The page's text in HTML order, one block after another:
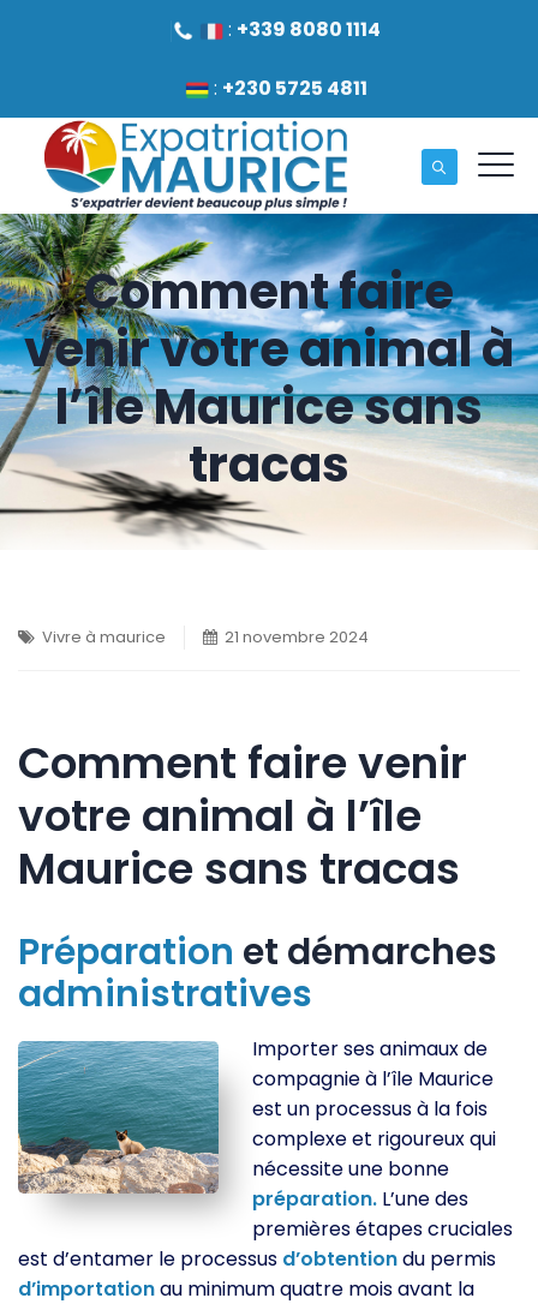
: +339 8080 1114
: +230 5725 4811
Comment faire
venir votre animal à
l’île Maurice sans
tracas
Vivre à maurice 21 novembre 2024
Comment faire venir
votre animal à l’île
Maurice sans tracas
Préparation et démarches
administratives
Importer ses animaux de
compagnie à l’île Maurice
est un processus à la fois
complexe et rigoureux qui
nécessite une bonne
préparation. L’une des
premières étapes cruciales
est d’entamer le processus d’obtentiondu permis
d’importationau minimum quatre mois avant la